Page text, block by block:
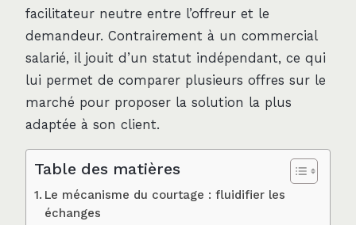
facilitateur neutre entre l’offreur et le
demandeur. Contrairement à un commercial
salarié, il jouit d’un statut indépendant, ce qui
lui permet de comparer plusieurs offres sur le
marché pour proposer la solution la plus
adaptée à son client.
Table des matières
Le mécanisme du courtage : fluidifier les
échanges